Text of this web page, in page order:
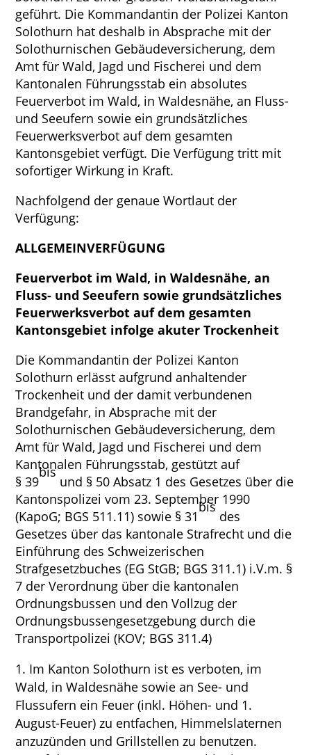
geführt. Die Kommandantin der Polizei Kanton
Solothurn hat deshalb in Absprache mit der
Solothurnischen Gebäudeversicherung, dem
Amt für Wald, Jagd und Fischerei und dem
Kantonalen Führungsstab ein absolutes
Feuerverbot im Wald, in Waldesnähe, an Fluss-
und Seeufern sowie ein grundsätzliches
Feuerwerksverbot auf dem gesamten
Kantonsgebiet verfügt. Die Verfügung tritt mit
sofortiger Wirkung in Kraft.
Nachfolgend der genaue Wortlaut der
Verfügung:
ALLGEMEINVERFÜGUNG
Feuerverbot im Wald, in Waldesnähe, an
Fluss- und Seeufern sowie grundsätzliches
Feuerwerksverbot auf dem gesamten
Kantonsgebiet infolge akuter Trockenheit
Die Kommandantin der Polizei Kanton
Solothurn erlässt aufgrund anhaltender
Trockenheit und der damit verbundenen
Brandgefahr, in Absprache mit der
Solothurnischen Gebäudeversicherung, dem
Amt für Wald, Jagd und Fischerei und dem
Kantonalen Führungsstab, gestützt auf
§ 39
bis
und § 50 Absatz 1 des Gesetzes über die
Kantonspolizei vom 23. September 1990
(KapoG; BGS 511.11) sowie § 31
bis
des
Gesetzes über das kantonale Strafrecht und die
Einführung des Schweizerischen
Strafgesetzbuches (EG StGB; BGS 311.1) i.V.m. §
7 der Verordnung über die kantonalen
Ordnungsbussen und den Vollzug der
Ordnungsbussengesetzgebung durch die
Transportpolizei (KOV; BGS 311.4)
Im Kanton Solothurn ist es verboten, im
Wald, in Waldesnähe sowie an See- und
Flussufern ein Feuer (inkl. Höhen- und 1.
August-Feuer) zu entfachen, Himmelslaternen
anzuzünden und Grillstellen zu benutzen.